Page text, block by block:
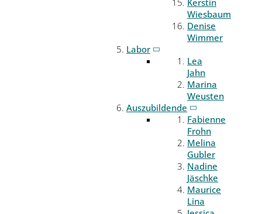
Kerstin
Wiesbaum
Denise
Wimmer
Labor
Lea
Jahn
Marina
Weusten
Auszubildende
Fabienne
Frohn
Melina
Gubler
Nadine
Jäschke
Maurice
Lina